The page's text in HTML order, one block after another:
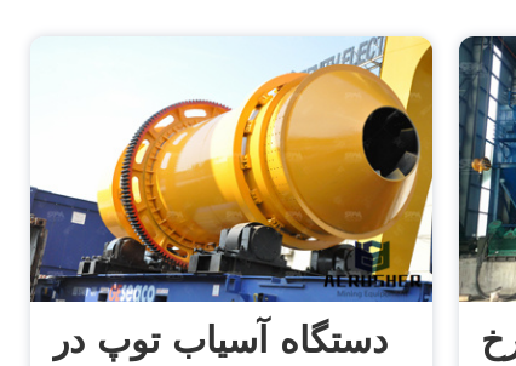
دستگاه آسیاب توپ در